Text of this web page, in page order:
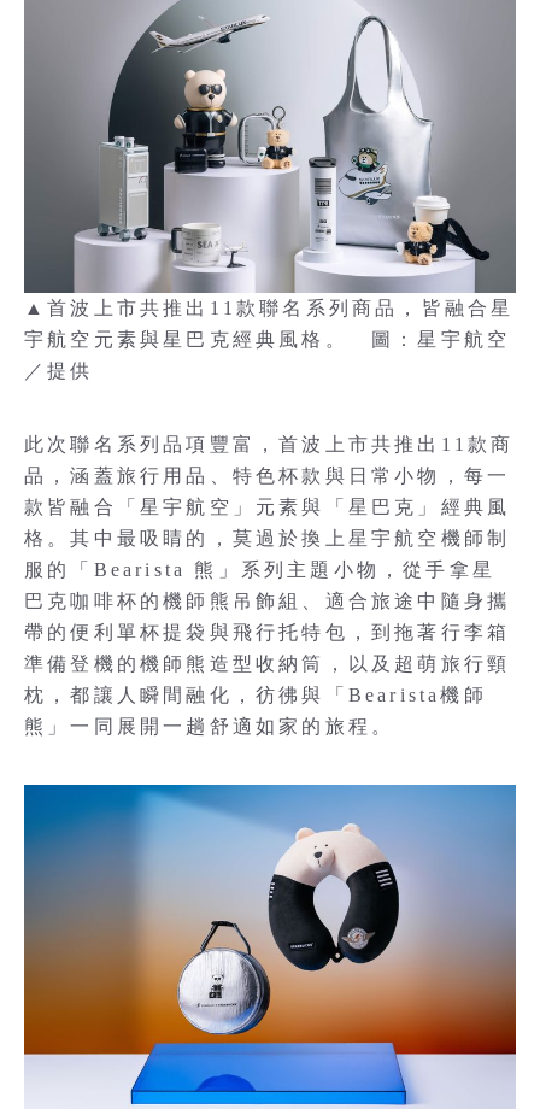
▲首波上市共推出11款聯名系列商品，皆融合星
宇航空元素與星巴克經典風格。 圖：星宇航空
／提供
此次聯名系列品項豐富，首波上市共推出11款商
品，涵蓋旅行用品、特色杯款與日常小物，每一
款皆融合「星宇航空」元素與「星巴克」經典風
格。其中最吸睛的，莫過於換上星宇航空機師制
服的「Bearista 熊」系列主題小物，從手拿星
巴克咖啡杯的機師熊吊飾組、適合旅途中隨身攜
帶的便利單杯提袋與飛行托特包，到拖著行李箱
準備登機的機師熊造型收納筒，以及超萌旅行頸
枕，都讓人瞬間融化，彷彿與「Bearista機師
熊」一同展開一趟舒適如家的旅程。